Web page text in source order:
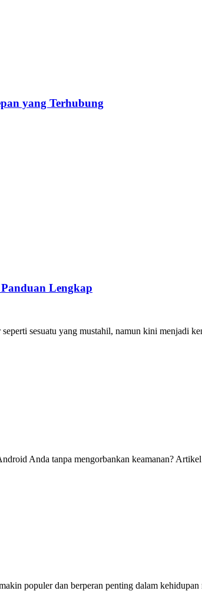
yang Terhubung
Lengkap
sesuatu yang mustahil, namun kini menjadi
Anda tanpa mengorbankan keamanan? Artikel
populer dan berperan penting dalam